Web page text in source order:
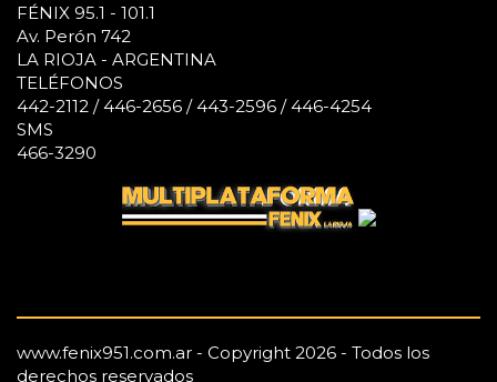
FÉNIX 95.1 - 101.1
Av. Perón 742
LA RIOJA - ARGENTINA
TELÉFONOS
442-2112 / 446-2656 / 443-2596 / 446-4254
SMS
466-3290
www.fenix951.com.ar - Copyright 2026 - Todos los
derechos reservados